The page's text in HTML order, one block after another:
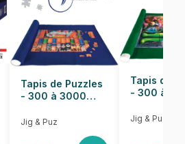
2000 pièces
97 x 66 cm
Tapis de Puzzles
- 300 à 3000
Jig & Puz
Tapis de
- 300 à
Jig & Puz